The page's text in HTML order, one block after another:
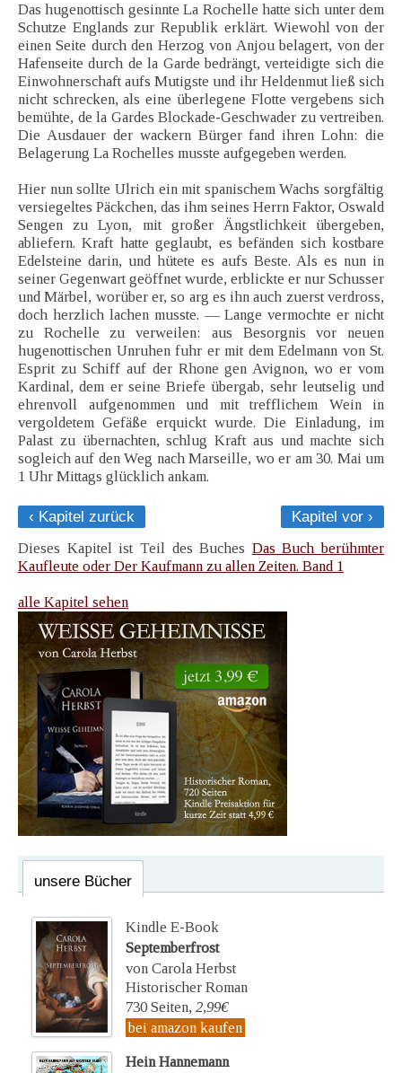
Das hugenottisch gesinnte La Rochelle hatte sich unter dem
Schutze Englands zur Republik erklärt. Wiewohl von der
einen Seite durch den Herzog von Anjou belagert, von der
Hafenseite durch de la Garde bedrängt, verteidigte sich die
Einwohnerschaft aufs Mutigste und ihr Heldenmut ließ sich
nicht schrecken, als eine überlegene Flotte vergebens sich
bemühte, de la Gardes Blockade-Geschwader zu vertreiben.
Die Ausdauer der wackern Bürger fand ihren Lohn: die
Belagerung La Rochelles musste aufgegeben werden.
Hier nun sollte Ulrich ein mit spanischem Wachs sorgfältig
versiegeltes Päckchen, das ihm seines Herrn Faktor, Oswald
Sengen zu Lyon, mit großer Ängstlichkeit übergeben,
abliefern. Kraft hatte geglaubt, es befänden sich kostbare
Edelsteine darin, und hütete es aufs Beste. Als es nun in
seiner Gegenwart geöffnet wurde, erblickte er nur Schusser
und Märbel, worüber er, so arg es ihn auch zuerst verdross,
doch herzlich lachen musste. — Lange vermochte er nicht
zu Rochelle zu verweilen: aus Besorgnis vor neuen
hugenottischen Unruhen fuhr er mit dem Edelmann von St.
Esprit zu Schiff auf der Rhone gen Avignon, wo er vom
Kardinal, dem er seine Briefe übergab, sehr leutselig und
ehrenvoll aufgenommen und mit trefflichem Wein in
vergoldetem Gefäße erquickt wurde. Die Einladung, im
Palast zu übernachten, schlug Kraft aus und machte sich
sogleich auf den Weg nach Marseille, wo er am 30. Mai um
1 Uhr Mittags glücklich ankam.
‹ Kapitel zurück
Kapitel vor ›
Dieses Kapitel ist Teil des Buches Das Buch berühmter
Kaufleute oder Der Kaufmann zu allen Zeiten. Band 1
alle Kapitel sehen
unsere Bücher
Kindle E-Book
Septemberfrost
von Carola Herbst
Historischer Roman
730 Seiten, 2,99€
bei amazon kaufen
Hein Hannemann